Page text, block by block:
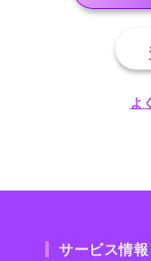
よ
サービス情報